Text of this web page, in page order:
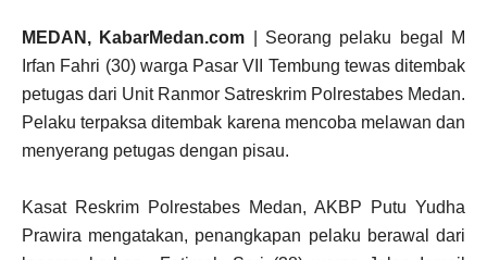
MEDAN, KabarMedan.com | Seorang pelaku begal M
Irfan Fahri (30) warga Pasar VII Tembung tewas ditembak
petugas dari Unit Ranmor Satreskrim Polrestabes Medan.
Pelaku terpaksa ditembak karena mencoba melawan dan
menyerang petugas dengan pisau.
Kasat Reskrim Polrestabes Medan, AKBP Putu Yudha
Prawira mengatakan, penangkapan pelaku berawal dari